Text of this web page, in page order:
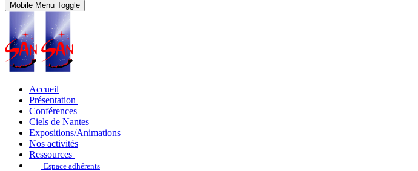
Mobile Menu Toggle
Accueil
Présentation
Conférences
Ciels de Nantes
Expositions/Animations
Nos activités
Ressources
Espace adhérents